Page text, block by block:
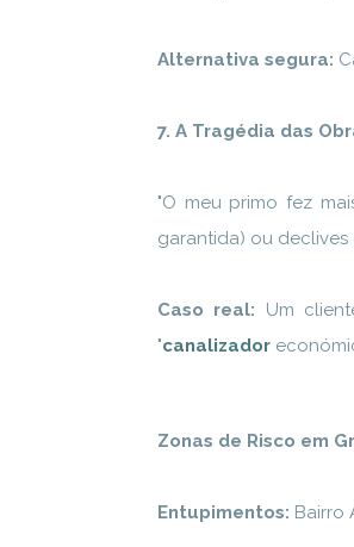
Alternativa segura:
7. A Tragédia das
"O meu primo fez
garantida) ou declives
Caso real: Um
"canalizador
Zonas de Risco em
Entupimentos: Bairro